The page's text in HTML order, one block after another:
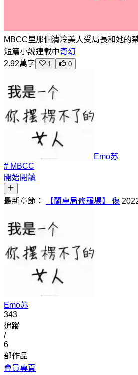
MBCC里那個清冷美人受局長和她的
短篇小說連載中奇幻
2.92萬字
1 0
Emo苏
# MBCC
開始閱讀
最新章節： 【蘭卓局修羅場】 傷
Emo苏
343
追蹤
/
6
部作品
會員專頁